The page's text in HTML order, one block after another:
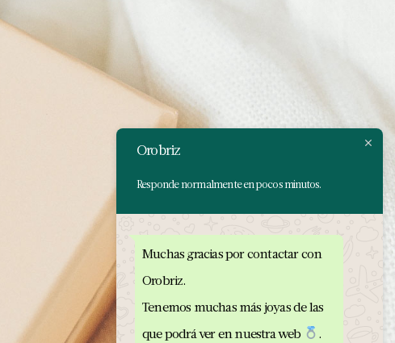
Orobriz
Responde normalmente en pocos minutos.
Muchas gracias por contactar con
Orobriz.
Tenemos muchas más joyas de las
que podrá ver en nuestra web
.